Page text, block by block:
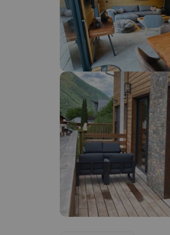
¡Vaya! No hemos
¡Vaya! Parece que